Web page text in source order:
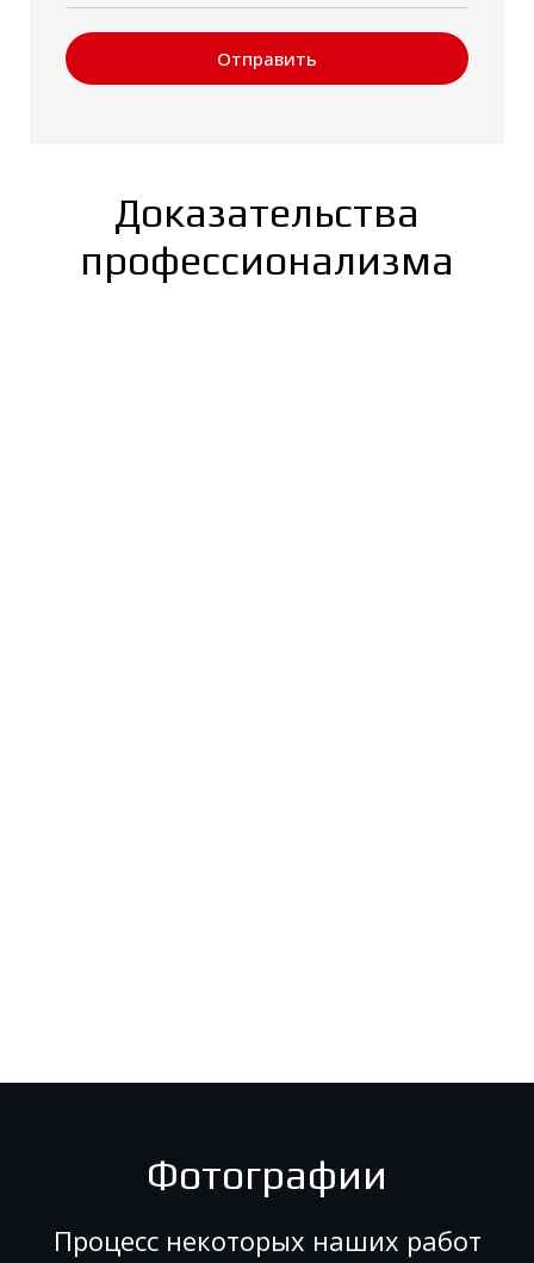
Отправить
Доказательства
профессионализма
Фотографии
Процесс некоторых наших работ